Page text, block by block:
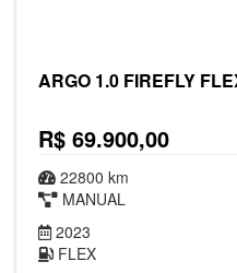
ARGO 1.0 FIREFLY
R$ 69.900,00
22800 km
MANUAL
2023
FLEX